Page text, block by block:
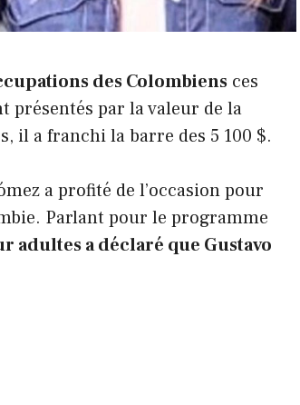
des Colombiens ces
présentés par la valeur de la
il a franchi la barre des 5 100 $.
a profité de l’occasion pour
Parlant pour le programme
adultes a déclaré que Gustavo